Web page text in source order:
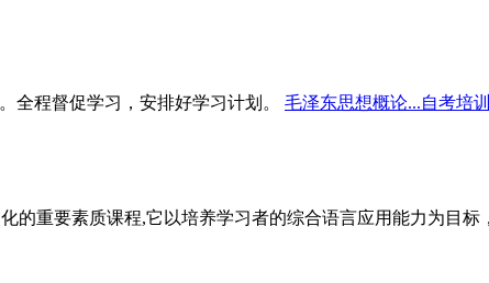
全程督促学习，安排好学习计划。 毛泽东思想概论...自考培训
的重要素质课程,它以培养学习者的综合语言应用能力为目